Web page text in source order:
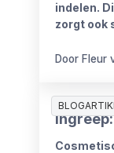
indelen.
zorgt ook
iemand
Door Fleur